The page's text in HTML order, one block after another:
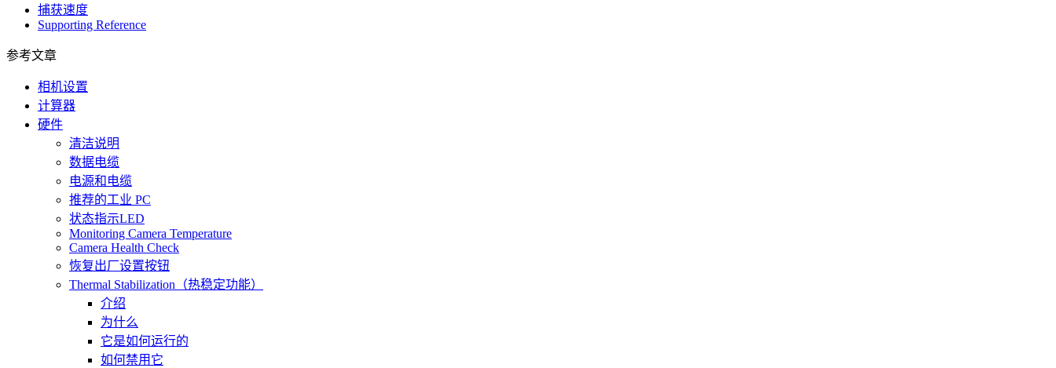
捕获速度
Supporting Reference
参考文章
相机设置
计算器
硬件
清洁说明
数据电缆
电源和电缆
推荐的工业 PC
状态指示LED
Monitoring Camera Temperature
Camera Health Check
恢复出厂设置按钮
Thermal Stabilization（热稳定功能）
介绍
为什么
它是如何运行的
如何禁用它